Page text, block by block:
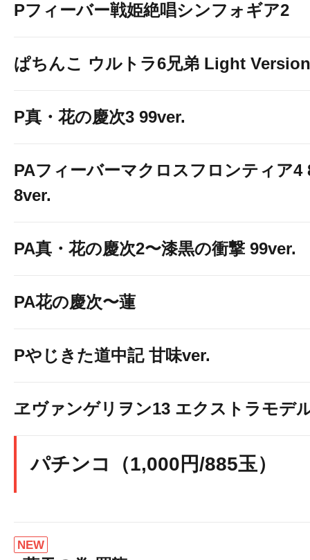
Pフィーバー戦姫絶唱シンフォギア2
ぱちんこ ウルトラ6兄弟 Light Version
P真・花の慶次3 99ver.
PAフィーバーマクロスフロンティア4
8ver.
PA真・花の慶次2〜漆黒の衝撃 99ver.
PA花の慶次〜蓮
Pやじきた道中記 甘味ver.
ヱヴァンゲリヲン13 エクストラモデ
パチンコ（1,000円/885玉）
NEW